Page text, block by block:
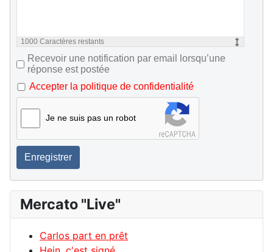
1000 Caractères restants
Recevoir une notification par email lorsqu’une
réponse est postée
Accepter la politique de confidentialité
Je ne suis pas un robot
Enregistrer
Mercato "Live"
Carlos part en prêt